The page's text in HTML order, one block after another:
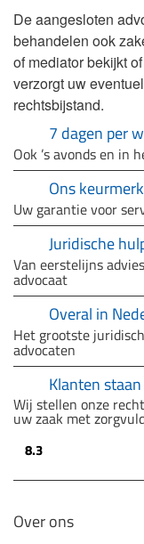
De aangesloten
behandelen ook
of mediator bekijkt
verzorgt uw
rechtsbijstand.
7 dagen per
Ook ’s avonds en in
Ons keurmerk
Uw garantie voor
Juridische
Van eerstelijns
advocaat
Overal in
Het grootste
advocaten
Klanten
Wij stellen onze
uw zaak met
8.3
Over ons